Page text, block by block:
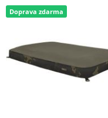
Doprava zdarma